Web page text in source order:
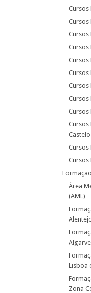
Cursos
Cursos
Cursos
Cursos
Cursos
Cursos
Cursos
Cursos
Cursos
Cursos
Castelo
Cursos
Cursos
Área
(AML)
Algarve
Lisboa
Zona